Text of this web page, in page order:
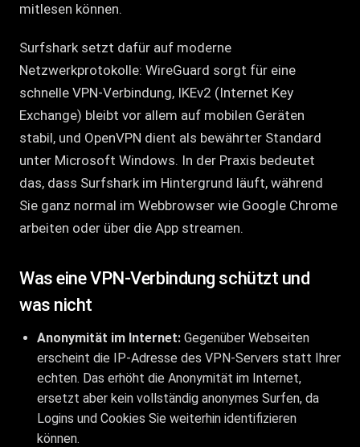
mitlesen können.
Surfshark setzt dafür auf moderne
Netzwerkprotokolle: WireGuard sorgt für eine
schnelle VPN-Verbindung, IKEv2 (Internet Key
Exchange) bleibt vor allem auf mobilen Geräten
stabil, und OpenVPN dient als bewährter Standard
unter Microsoft Windows. In der Praxis bedeutet
das, dass Surfshark im Hintergrund läuft, während
Sie ganz normal im Webbrowser wie Google Chrome
arbeiten oder über die App streamen.
Was eine VPN-Verbindung schützt und
was nicht
Anonymität im Internet: Gegenüber Webseiten
erscheint die IP-Adresse des VPN-Servers statt Ihrer
echten. Das erhöht die Anonymität im Internet,
ersetzt aber kein vollständig anonymes Surfen, da
Logins und Cookies Sie weiterhin identifizieren
können.